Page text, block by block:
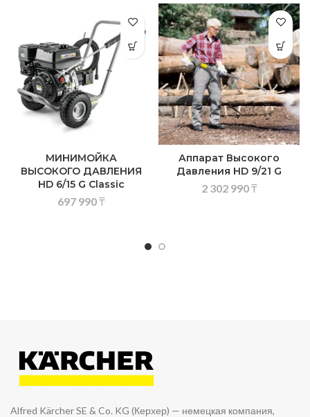
МИНИМОЙКА
ВЫСОКОГО ДАВЛЕНИЯ
HD 6/15 G Classic
697 990₸
Аппарат Высокого
Давления HD 9/21 G
2 302 990₸
Alfred Kärcher SE & Co. KG (Керхер) — немецкая компания,